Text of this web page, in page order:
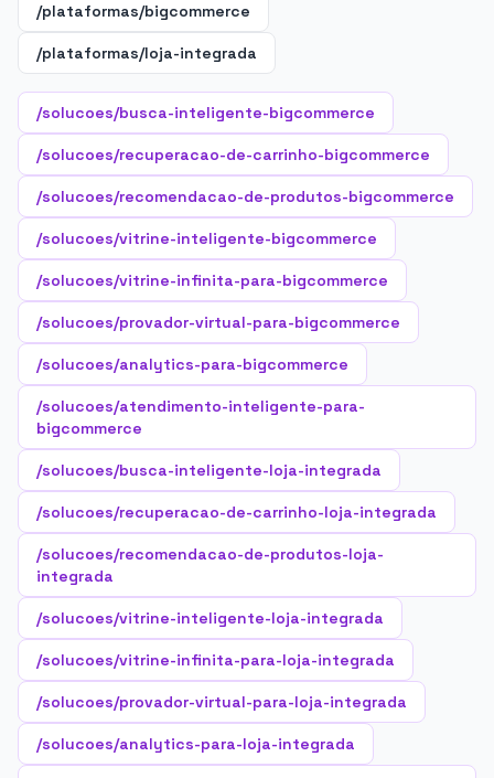
/plataformas/bigcommerce
/plataformas/loja-integrada
/solucoes/busca-inteligente-bigcommerce
/solucoes/recuperacao-de-carrinho-bigcommerce
/solucoes/recomendacao-de-produtos-bigcommerce
/solucoes/vitrine-inteligente-bigcommerce
/solucoes/vitrine-infinita-para-bigcommerce
/solucoes/provador-virtual-para-bigcommerce
/solucoes/analytics-para-bigcommerce
/solucoes/atendimento-inteligente-para-
bigcommerce
/solucoes/busca-inteligente-loja-integrada
/solucoes/recuperacao-de-carrinho-loja-integrada
/solucoes/recomendacao-de-produtos-loja-
integrada
/solucoes/vitrine-inteligente-loja-integrada
/solucoes/vitrine-infinita-para-loja-integrada
/solucoes/provador-virtual-para-loja-integrada
/solucoes/analytics-para-loja-integrada